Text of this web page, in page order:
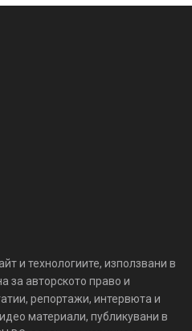
и технологиите, използвани в
за авторското право и
репортажи, интервюта и
материали, публикувани в